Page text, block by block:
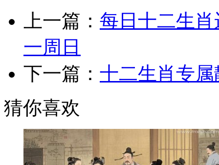
上一篇： 每日十二生肖
一周日
下一篇： 十二生肖专
猜你喜欢